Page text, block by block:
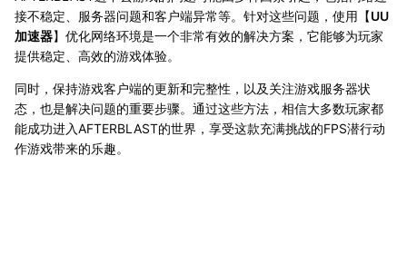
接不稳定、服务器问题和客户端异常等。针对这些问题，使用【UU
加速器】优化网络环境是一个非常有效的解决方案，它能够为玩家
提供稳定、高效的游戏体验。
同时，保持游戏客户端的更新和完整性，以及关注游戏服务器状
态，也是解决问题的重要步骤。通过这些方法，相信大多数玩家都
能成功进入AFTERBLAST的世界，享受这款充满挑战的FPS潜行动
作游戏带来的乐趣。